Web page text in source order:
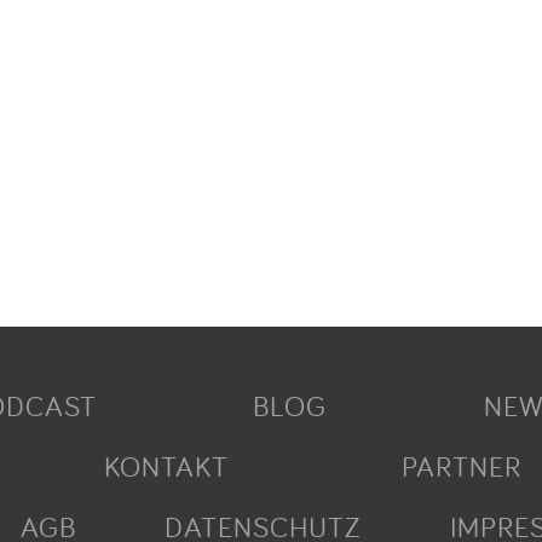
BLOG
KONTAKT
PARTNER
AGB
DATENSCHUTZ